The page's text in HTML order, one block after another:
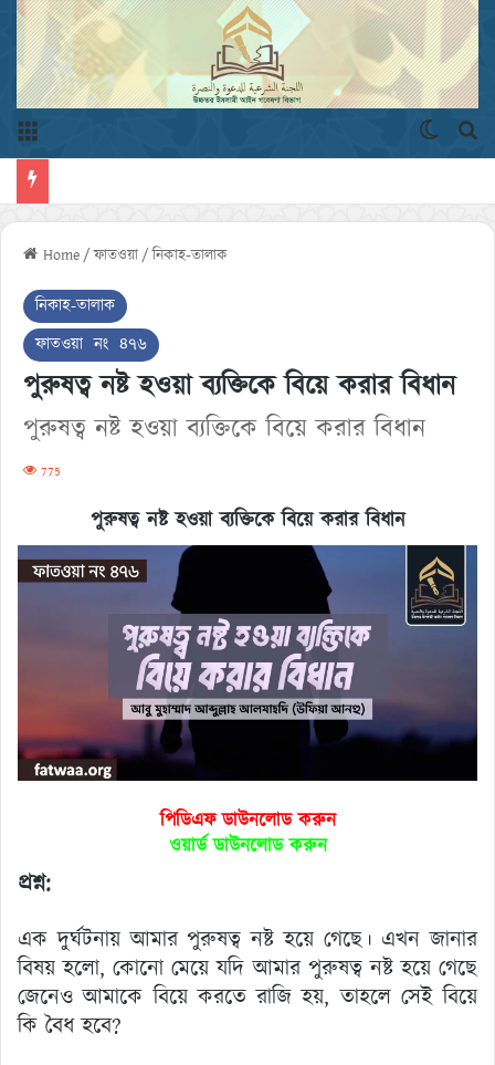
Home / ফাতওয়া / নিকাহ-তালাক
নিকাহ-তালাক
ফাতওয়া নং ৪৭৬
পুরুষত্ব নষ্ট হওয়া ব্যক্তিকে বিয়ে করার বিধান
পুরুষত্ব নষ্ট হওয়া ব্যক্তিকে বিয়ে করার বিধান
775
পুরুষত্ব নষ্ট হওয়া ব্যক্তিকে বিয়ে করার বিধান
পিডিএফ ডাউনলোড করুন
ওয়ার্ড ডাউনলোড করুন
প্রশ্ন:
এক দুর্ঘটনায় আমার পুরুষত্ব নষ্ট হয়ে গেছে। এখন জানার
বিষয় হলো, কোনো মেয়ে যদি আমার পুরুষত্ব নষ্ট হয়ে গেছে
জেনেও আমাকে বিয়ে করতে রাজি হয়, তাহলে সেই বিয়ে
কি বৈধ হবে?